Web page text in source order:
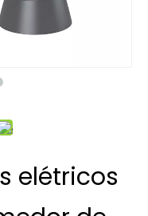
elétricos